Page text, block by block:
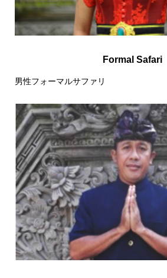
Formal Safari
男性フォーマルサファリ